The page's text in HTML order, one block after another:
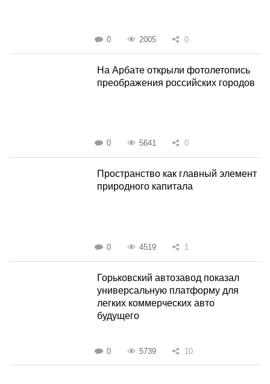
0 2005 0
На Арбате открыли фотолетопись
преображения российских городов
0 5641 0
Пространство как главный элемент
природного капитала
0 4519 1
Горьковский автозавод показал
универсальную платформу для
легких коммерческих авто
будущего
0 5739 10